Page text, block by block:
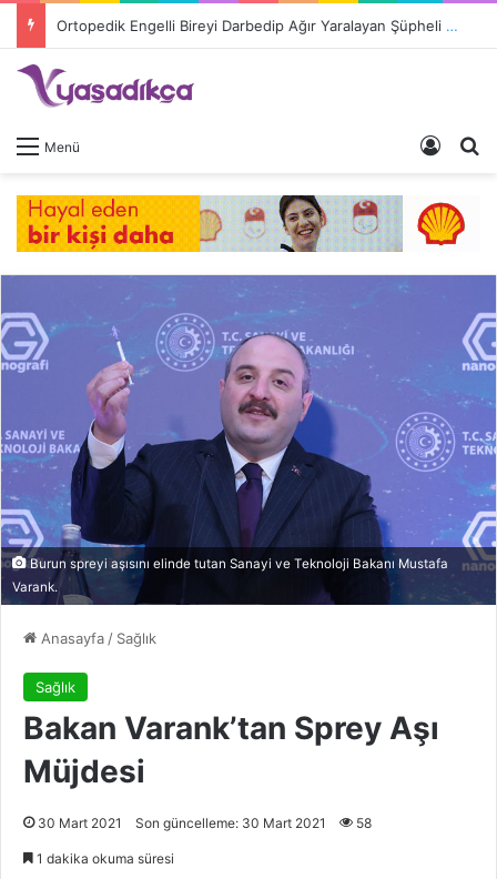
Ortopedik Engelli Bireyi Darbedip Ağır Yaralayan Şüpheli Tutuklandı
Menü Giriş
Burun spreyi aşısını elinde tutan Sanayi ve Teknoloji Bakanı Mustafa
Varank.
Anasayfa / Sağlık
Sağlık
Bakan Varank’tan Sprey Aşı
Müjdesi
30 Mart 2021 Son güncelleme: 30 Mart 2021 58
1 dakika okuma süresi